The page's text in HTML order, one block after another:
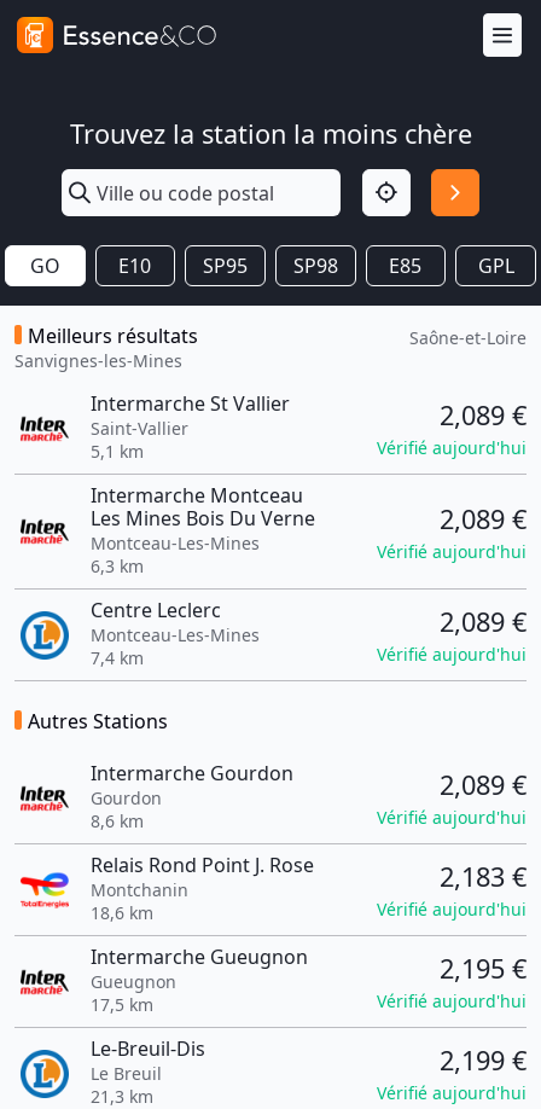
Trouvez la station la moins chère
GO E10 SP95 SP98 E85 GPL
Meilleurs résultats
Sanvignes-les-Mines
Saône-et-Loire
Intermarche St Vallier
Saint-Vallier
5,1 km
2,089 €
Vérifié aujourd'hui
Intermarche Montceau
Les Mines Bois Du Verne
Montceau-Les-Mines
6,3 km
2,089 €
Vérifié aujourd'hui
Centre Leclerc
Montceau-Les-Mines
7,4 km
2,089 €
Vérifié aujourd'hui
Autres Stations
Intermarche Gourdon
Gourdon
8,6 km
2,089 €
Vérifié aujourd'hui
Relais Rond Point J. Rose
Montchanin
18,6 km
2,183 €
Vérifié aujourd'hui
Intermarche Gueugnon
Gueugnon
17,5 km
2,195 €
Vérifié aujourd'hui
Le-Breuil-Dis
Le Breuil
21,3 km
2,199 €
Vérifié aujourd'hui